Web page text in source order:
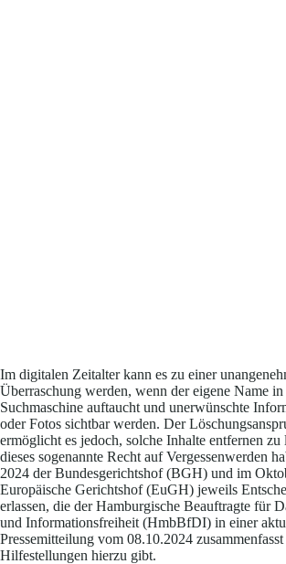
Im digitalen Zeitalter kann es zu einer
Überraschung werden, wenn der eigene Name in
Suchmaschine auftaucht und unerwünschte
oder Fotos sichtbar werden. Der
ermöglicht es jedoch, solche Inhalte entfernen zu
dieses sogenannte Recht auf Vergessenwerden
2024 der Bundesgerichtshof (BGH) und im
Europäische Gerichtshof (EuGH) jeweils
erlassen, die der Hamburgische Beauftragte für
und Informationsfreiheit (HmbBfDI) in einer
Pressemitteilung vom 08.10.2024 zusammenfasst
Hilfestellungen hierzu gibt.